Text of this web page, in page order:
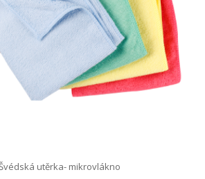
utěrka- mikrovlákno